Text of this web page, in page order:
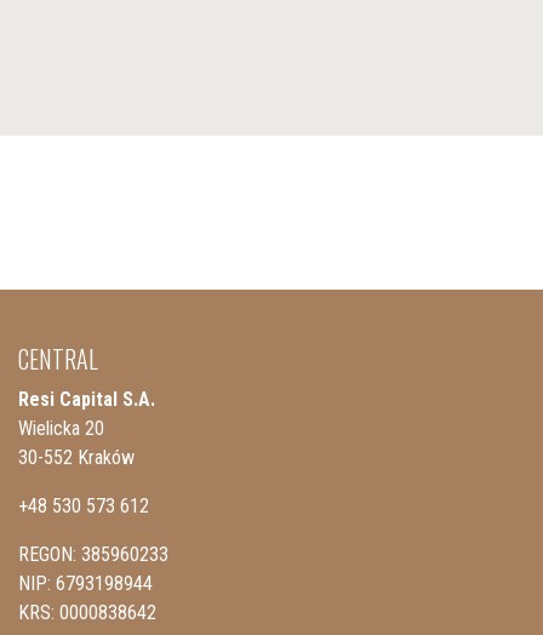
CENTRAL
Resi Capital S.A.
Wielicka 20
30-552 Kraków
+48 530 573 612
REGON: 385960233
NIP: 6793198944
KRS: 0000838642